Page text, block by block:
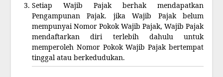
Setiap Wajib Pajak berhak mendapatkan
Pengampunan Pajak. jika Wajib Pajak belum
mempunyai Nomor Pokok Wajib Pajak, Wajib Pajak
mendaftarkan diri terlebih dahulu untuk
memperoleh Nomor Pokok Wajib Pajak bertempat
tinggal atau berkedudukan.